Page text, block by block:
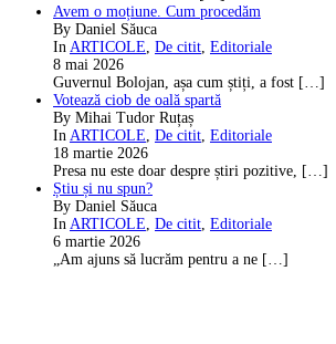
Avem o moțiune. Cum procedăm
By Daniel Săuca
In ARTICOLE, De citit, Editoriale
8 mai 2026
Guvernul Bolojan, așa cum știți, a fost […]
Votează ciob de oală spartă
By Mihai Tudor Ruțaș
In ARTICOLE, De citit, Editoriale
18 martie 2026
Presa nu este doar despre știri pozitive, […]
Știu și nu spun?
By Daniel Săuca
In ARTICOLE, De citit, Editoriale
6 martie 2026
„Am ajuns să lucrăm pentru a ne […]